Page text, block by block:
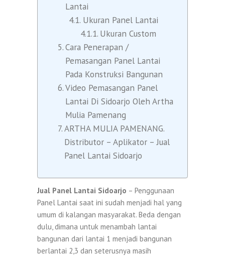
Lantai
Ukuran Panel Lantai
Ukuran Custom
Cara Penerapan /
Pemasangan Panel Lantai
Pada Konstruksi Bangunan
Video Pemasangan Panel
Lantai Di Sidoarjo Oleh Artha
Mulia Pamenang
ARTHA MULIA PAMENANG.
Distributor – Aplikator – Jual
Panel Lantai Sidoarjo
Jual Panel Lantai Sidoarjo – Penggunaan
Panel Lantai saat ini sudah menjadi hal yang
umum di kalangan masyarakat. Beda dengan
dulu, dimana untuk menambah lantai
bangunan dari lantai 1 menjadi bangunan
berlantai 2,3 dan seterusnya masih